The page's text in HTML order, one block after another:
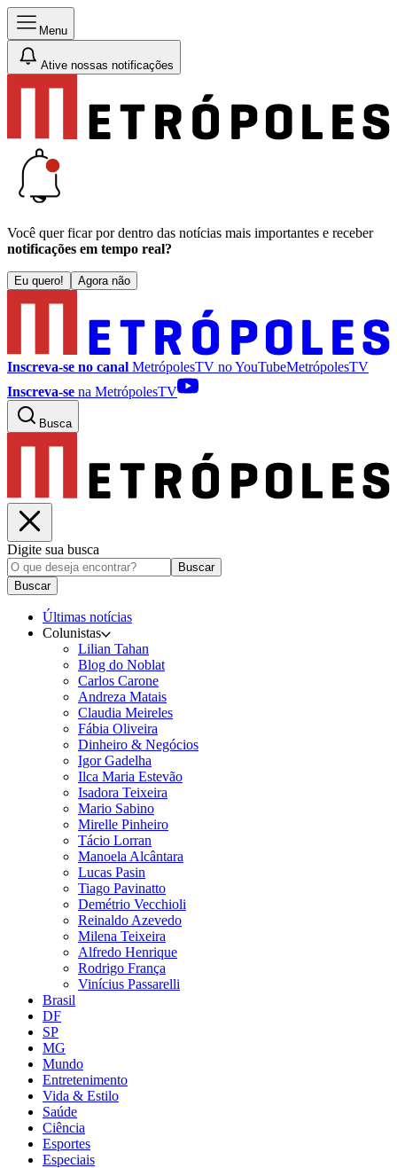
Menu
Ative nossas notificações
Você quer ficar por dentro das notícias mais importantes e receber
notificações em tempo real?
Eu quero! Agora não
Inscreva-se no canal MetrópolesTV noYouTubeMetrópolesTV
Inscreva-se na MetrópolesTV
Busca
Digite sua busca
Buscar
Buscar
Últimas notícias
Colunistas
Lilian Tahan
Blog do Noblat
Carlos Carone
Andreza Matais
Claudia Meireles
Fábia Oliveira
Dinheiro & Negócios
Igor Gadelha
Ilca Maria Estevão
Isadora Teixeira
Mario Sabino
Mirelle Pinheiro
Tácio Lorran
Manoela Alcântara
Lucas Pasin
Tiago Pavinatto
Demétrio Vecchioli
Reinaldo Azevedo
Milena Teixeira
Alfredo Henrique
Rodrigo França
Vinícius Passarelli
Brasil
DF
SP
MG
Mundo
Entretenimento
Vida & Estilo
Saúde
Ciência
Esportes
Especiais